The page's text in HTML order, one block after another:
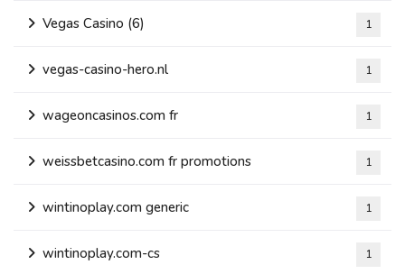
Vegas Casino (6) 1
vegas-casino-hero.nl 1
wageoncasinos.com fr 1
weissbetcasino.com fr promotions 1
wintinoplay.com generic 1
wintinoplay.com-cs 1